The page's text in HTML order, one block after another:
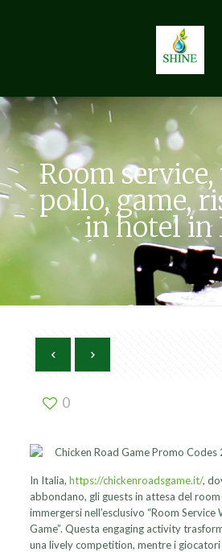
Room
pollo, game,
in hotel in
0
In Italia,https://chickenroadsgame.it/,
abbondano, gli guests in attesa del
immergersi nell’esclusivo “Room Service
Game”. Questa engaging activity
una lively competition, mentre i